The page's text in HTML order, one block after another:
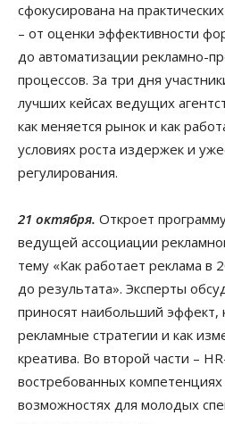
сфокусирована на
– от оценки эффективности
до автоматизации рекламно-
процессов. За три дня
лучших кейсах ведущих
как меняется рынок и как
условиях роста издержек и
регулирования.
21 октября. Откроет
ведущей ассоциации
тему «Как работает реклама в
до результата». Эксперты
приносят наибольший эффект,
рекламные стратегии и как
креатива. Во второй части –
востребованных
возможностях для молодых